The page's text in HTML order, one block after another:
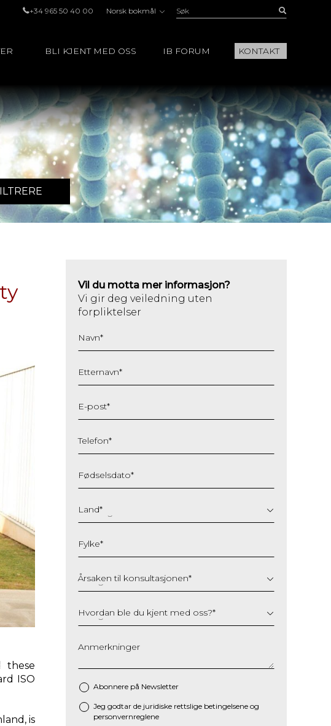
+34 965 50 40 00 Norsk bokmål Søk:
BLI KJENT MED OSS IB FORUM KONTAKT
these
ISO
is
Vil du motta mer informasjon?
Vi gir deg veiledning uten
forpliktelser
Navn*
Etternavn*
E-post*
Telefon*
Fødselsdato*
slash
MM
YYYY
Land*
Fylke*
Årsaken til konsultasjonen*
Hvordan ble du kjent med oss?*
Anmerkninger
Abonnere på Newsletter
* Jeg godtar de juridiske rettslige betingelsene og
personvernreglene